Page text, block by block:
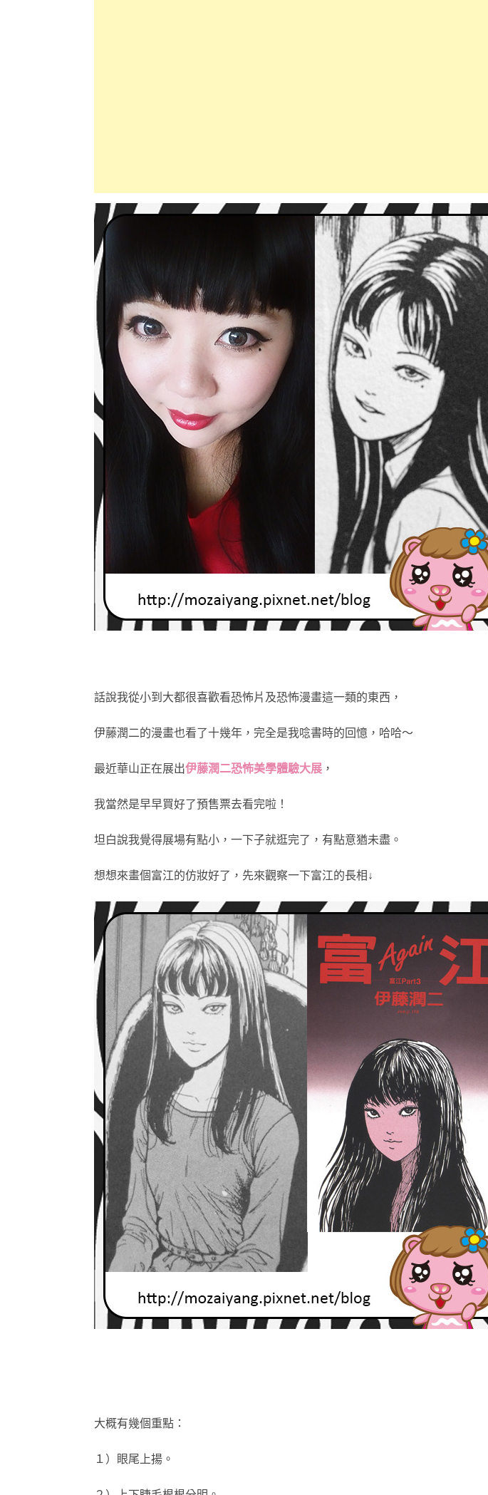
話說我從小到大都很喜歡看恐怖片及恐怖漫畫這一類的東西，
伊藤潤二的漫畫也看了十幾年，完全是我唸書時的回憶，哈哈～
最近華山正在展出伊藤潤二恐怖美學體驗大展 ，
我當然是早早買好了預售票去看完啦！
坦白說我覺得展場有點小，一下子就逛完了，有點意猶未盡。
想想來畫個富江的仿妝好了，先來觀察一下富江的長相↓
大概有幾個重點：
１）眼尾上揚。